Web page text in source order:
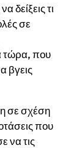
δείξεις τι
σε
τώρα, που
βγεις
σε σχέση
που
να τις